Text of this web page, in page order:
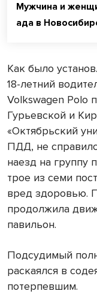
Мужчина и
ада в
Как было
18-летний
Volkswagen Polo
Гурьевской и
«Октябрьский
ПДД, не
наезд на группу
трое из семи
вред здоровью.
продолжила
павильон.
Подсудимый
раскаялся в
потерпевшим.